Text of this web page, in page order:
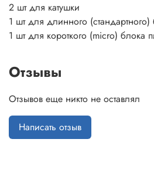
2 шт для катушки
1 шт для длинного (стандартного)
1 шт для короткого (micro) блока
Отзывы
Отзывов еще никто не оставлял
Написать отзыв